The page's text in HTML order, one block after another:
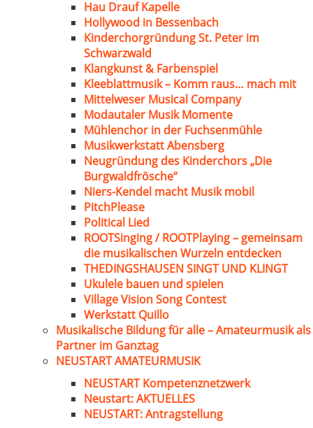
Hau Drauf Kapelle
Hollywood in Bessenbach
Kinderchorgründung St. Peter im
Schwarzwald
Klangkunst & Farbenspiel
Kleeblattmusik – Komm raus… mach mit
Mittelweser Musical Company
Modautaler Musik Momente
Mühlenchor in der Fuchsenmühle
Musikwerkstatt Abensberg
Neugründung des Kinderchors „Die
Burgwaldfrösche“
Niers-Kendel macht Musik mobil
PitchPlease
Political Lied
ROOTSinging / ROOTPlaying – gemeinsam
die musikalischen Wurzeln entdecken
THEDINGSHAUSEN SINGT UND KLINGT
Ukulele bauen und spielen
Village Vision Song Contest
Werkstatt Quillo
Musikalische Bildung für alle – Amateurmusik als
Partner im Ganztag
NEUSTART AMATEURMUSIK
NEUSTART Kompetenznetzwerk
Neustart: AKTUELLES
NEUSTART: Antragstellung